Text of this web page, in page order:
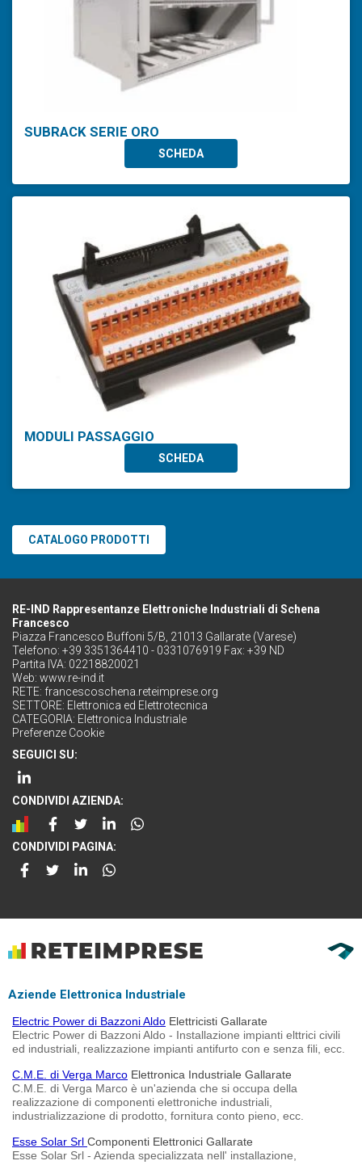
SUBRACK SERIE ORO
SCHEDA
MODULI PASSAGGIO
SCHEDA
CATALOGO PRODOTTI
RE-IND Rappresentanze Elettroniche Industriali di Schena
Francesco
Piazza Francesco Buffoni 5/B, 21013 Gallarate (Varese)
Telefono: +39 3351364410 - 0331076919 Fax: +39 ND
Partita IVA: 02218820021
Web: www.re-ind.it
RETE: francescoschena.reteimprese.org
SETTORE: Elettronica ed Elettrotecnica
CATEGORIA: Elettronica Industriale
Preferenze Cookie
SEGUICI SU:
CONDIVIDI AZIENDA:
CONDIVIDI PAGINA:
Aziende Elettronica Industriale
Electric Power di Bazzoni Aldo Elettricisti Gallarate
Electric Power di Bazzoni Aldo - Installazione impianti elttrici civili
ed industriali, realizzazione impianti antifurto con e senza fili, ecc.
C.M.E. di Verga Marco Elettronica Industriale Gallarate
C.M.E. di Verga Marco è un'azienda che si occupa della
realizzazione di componenti elettroniche industriali,
industrializzazione di prodotto, fornitura conto pieno, ecc.
Esse Solar Srl Componenti Elettronici Gallarate
Esse Solar Srl - Azienda specializzata nell' installazione,